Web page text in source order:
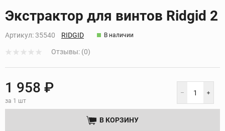
Экстрактор для винтов Ridgid 2
Артикул:35540 RIDGID В наличии
Отзывы: (0)
1 958 ₽
за 1 шт
В КОРЗИНУ